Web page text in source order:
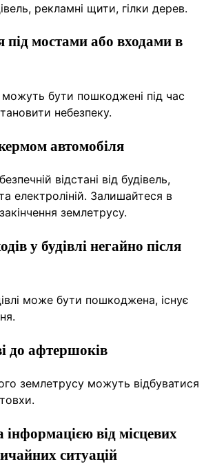
рекламні щити, гілки дерев.
під мостами або входами в
можуть бути пошкоджені під час
небезпеку.
автомобіля
відстані від будівель,
електроліній. Залишайтеся в
землетрусу.
у будівлі негайно після
може бути пошкоджена, існує
до афтершоків
землетрусу можуть відбуватися
інформацією від місцевих
ситуацій